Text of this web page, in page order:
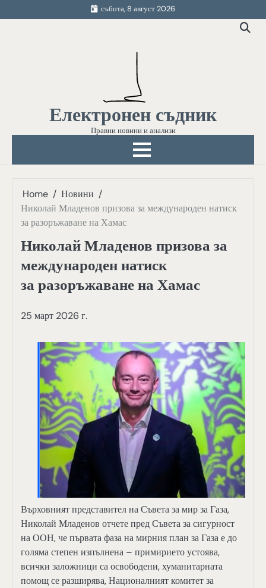
to
събота, 8 август 2026
Електронен съдник
Правни новини и анализи
Home
Новини
Николай Младенов призова за международен натиск
за разоръжаване на Хамас
Николай Младенов призова за
международен натиск
за разоръжаване на Хамас
25 март 2026 г.
Върховният представител на Съвета за мир за Газа,
Николай Младенов отчете пред Съвета за сигурност
на ООН, че първата фаза на мирния план за Газа е до
голяма степен изпълнена – примирието устоява,
всички заложници са освободени, хуманитарната
помощ се разширява, Националният комитет за